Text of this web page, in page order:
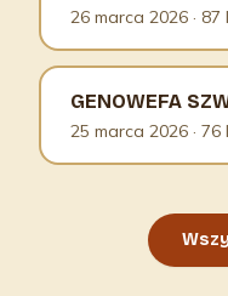
26 marca 2026 ·
GENOWEFA
25 marca 2026 ·